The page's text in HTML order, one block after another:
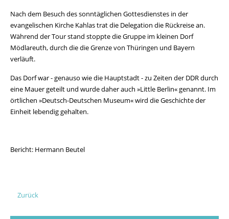
Nach dem Besuch des sonntäglichen Gottesdienstes in der
evangelischen Kirche Kahlas trat die Delegation die Rückreise an.
Während der Tour stand stoppte die Gruppe im kleinen Dorf
Mödlareuth, durch die die Grenze von Thüringen und Bayern
verläuft.
Das Dorf war - genauso wie die Hauptstadt - zu Zeiten der DDR durch
eine Mauer geteilt und wurde daher auch »Little Berlin« genannt. Im
örtlichen »Deutsch-Deutschen Museum« wird die Geschichte der
Einheit lebendig gehalten.
Bericht: Hermann Beutel
Zurück